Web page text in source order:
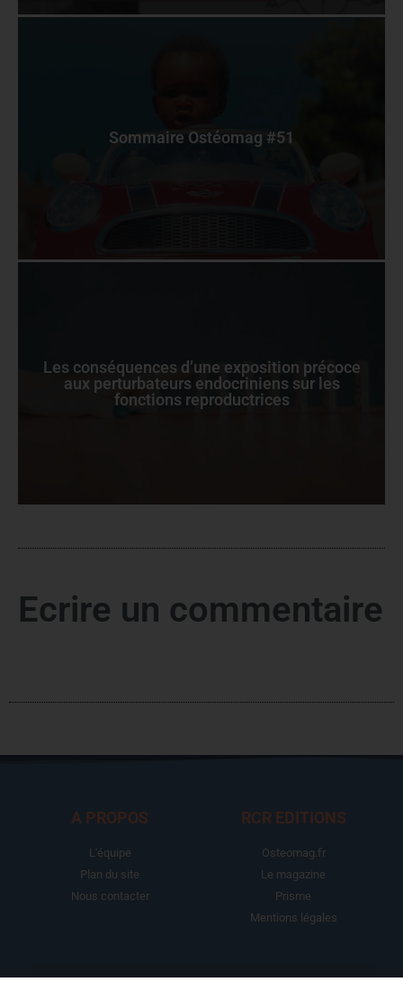
Sommaire Ostéomag #51
Les conséquences d’une exposition précoce
aux perturbateurs endocriniens sur les
fonctions reproductrices
Ecrire un commentaire
A PROPOS
L'équipe
Plan du site
Nous contacter
RCR EDITIONS
Osteomag.fr
Le magazine
Prisme
Mentions légales